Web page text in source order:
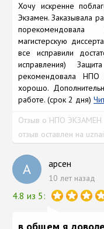
Хочу искренне
Экзамен. Заказывала
магистерскую
все исправили
исправления)
рекомендовала
хорошо.
работе. (срок 2 дня)
Отзыв о НПО ЭКЗАМЕН
отзыв оставлен на
А арсен
10 лет назад
4.8 из 5: